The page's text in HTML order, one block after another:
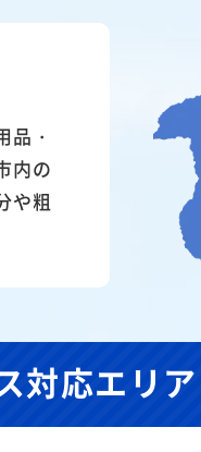
・
内の
や粗
対応エリア